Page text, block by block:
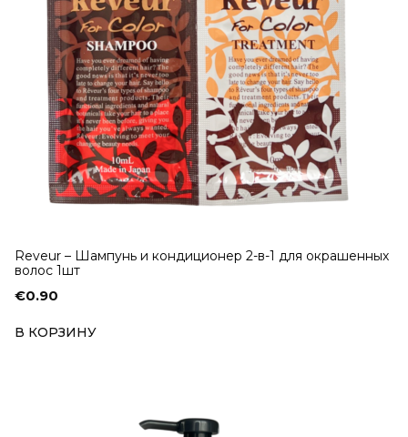
Reveur – Шампунь и кондиционер 2-в-1 для окрашенных
волос 1шт
€0.90
В КОРЗИНУ